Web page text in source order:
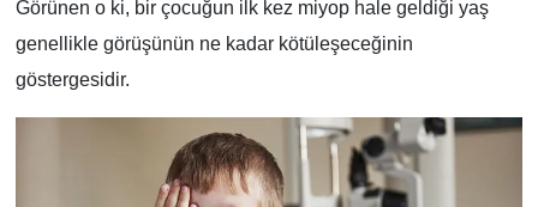
Görünen o ki, bir çocuğun ilk kez miyop hale geldiği yaş
genellikle görüşünün ne kadar kötüleşeceğinin
göstergesidir.